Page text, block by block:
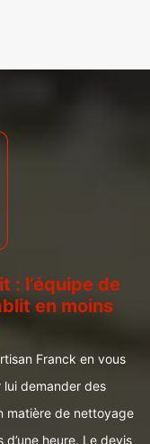
: l’équipe de
en moins
Franck en vous
demander des
matière de nettoyage
heure. Le devis